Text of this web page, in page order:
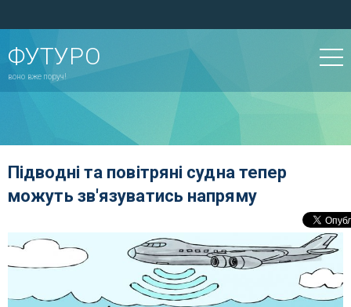
ФУТУРО
воно вже поруч!
Підводні та повітряні судна тепер
можуть зв'язуватись напряму